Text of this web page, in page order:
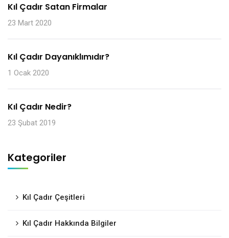
Kıl Çadır Satan Firmalar
23 Mart 2020
Kıl Çadır Dayanıklımıdır?
1 Ocak 2020
Kıl Çadır Nedir?
23 Şubat 2019
Kategoriler
Kıl Çadır Çeşitleri
Kıl Çadır Hakkında Bilgiler